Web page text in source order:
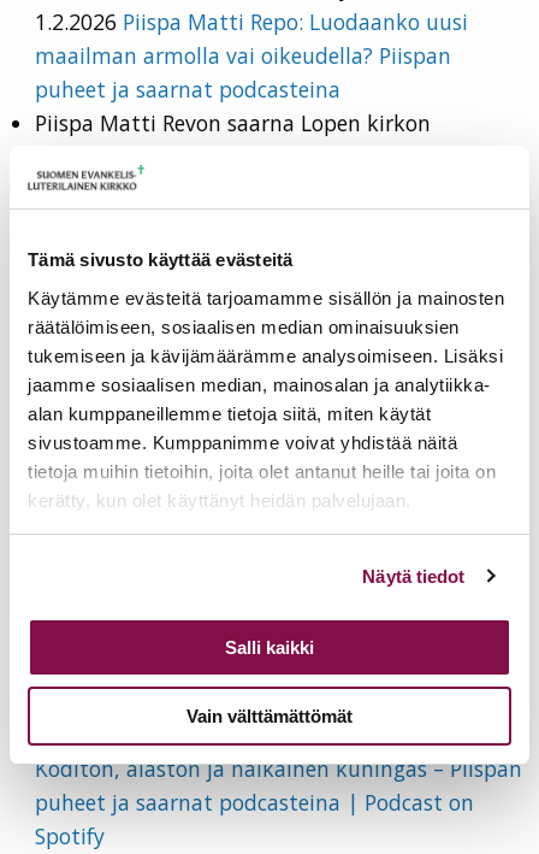
Tämä sivusto käyttää evästeitä
Käytämme evästeitä tarjoamamme sisällön ja mainosten
räätälöimiseen, sosiaalisen median ominaisuuksien
tukemiseen ja kävijämäärämme analysoimiseen. Lisäksi
jaamme sosiaalisen median, mainosalan ja analytiikka-
alan kumppaneillemme tietoja siitä, miten käytät
sivustoamme. Kumppanimme voivat yhdistää näitä
tietoja muihin tietoihin, joita olet antanut heille tai joita on
kerätty, kun olet käyttänyt heidän palvelujaan.
linkistä.
Näytä tiedot
Salli kaikki
Vain välttämättömät
1.2.2026 Piispa Matti Repo: Luodaanko uusi
maailman armolla vai oikeudella? Piispan
puheet ja saarnat podcasteina
Piispa Matti Revon saarna Lopen kirkon
Matti Repo: Vieraan maan profeetta – Piispan
Spotify
Piispa Matti Revon puhe Helsingin Annankadun
Adventtikirkossa 21.1.2026Piispa Matti Repo:
Kirkkauden ykseys ja ykseyden kirkkaus Piispan
puheet ja saarnat podcasteina
Piispa Matti Revon puhe Lammin kirkossa
kirkkoherra Mika Juppalan virkaanasettamisessa
6.1.2026 Lammin kirkossaPiispa Matti Repo:
Jumala, neuvo kuninkaalle lakisi – Piispan
Koditon, alaston ja nälkäinen kuningas – Piispan
puheet ja saarnat podcasteina | Podcast on
Spotify